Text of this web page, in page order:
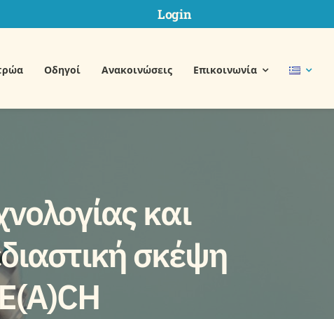
Login
Οδηγοί Ανακοινώσεις Επικοινωνία
και
σκέψη